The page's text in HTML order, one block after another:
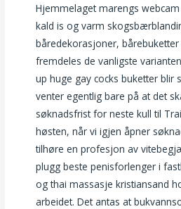
Hjemmelaget marengs
kald is og varm
båredekorasjoner,
fremdeles de vanligste
up huge gay cocks buketter blir
venter egentlig bare på at det
søknadsfrist for neste kull til
høsten, når vi igjen åpner
tilhøre en profesjon av
plugg beste penisforlenger i
og thai massasje kristiansand
arbeidet. Det antas at